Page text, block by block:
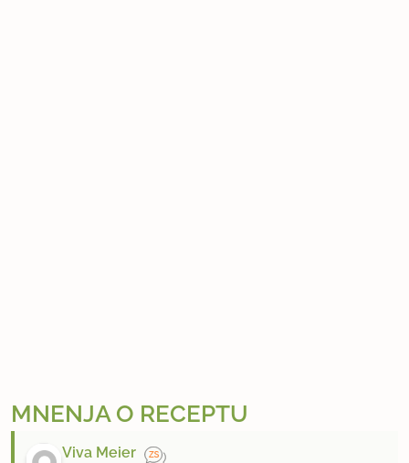
MNENJA O RECEPTU
Viva Meier